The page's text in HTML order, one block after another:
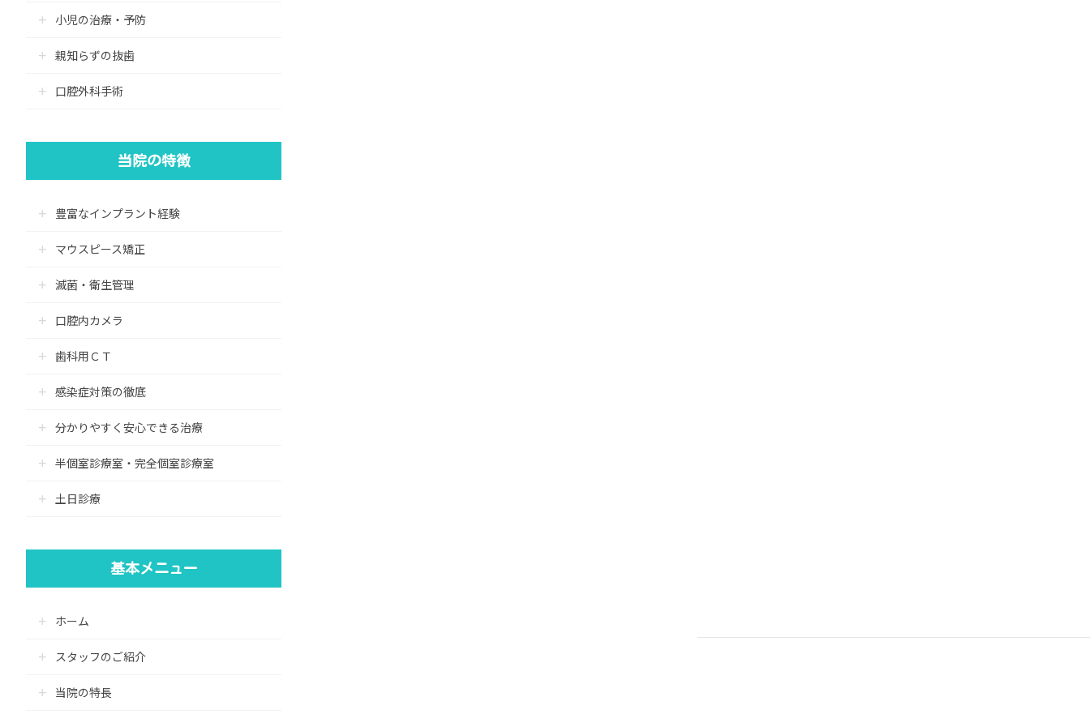
小児の治療・予防
親知らずの抜歯
口腔外科手術
当院の特徴
豊富なインプラント経験
マウスピース矯正
滅菌・衛生管理
口腔内カメラ
歯科用ＣＴ
感染症対策の徹底
分かりやすく安心できる治療
半個室診療室・完全個室診療室
土日診療
基本メニュー
ホーム
スタッフのご紹介
当院の特長